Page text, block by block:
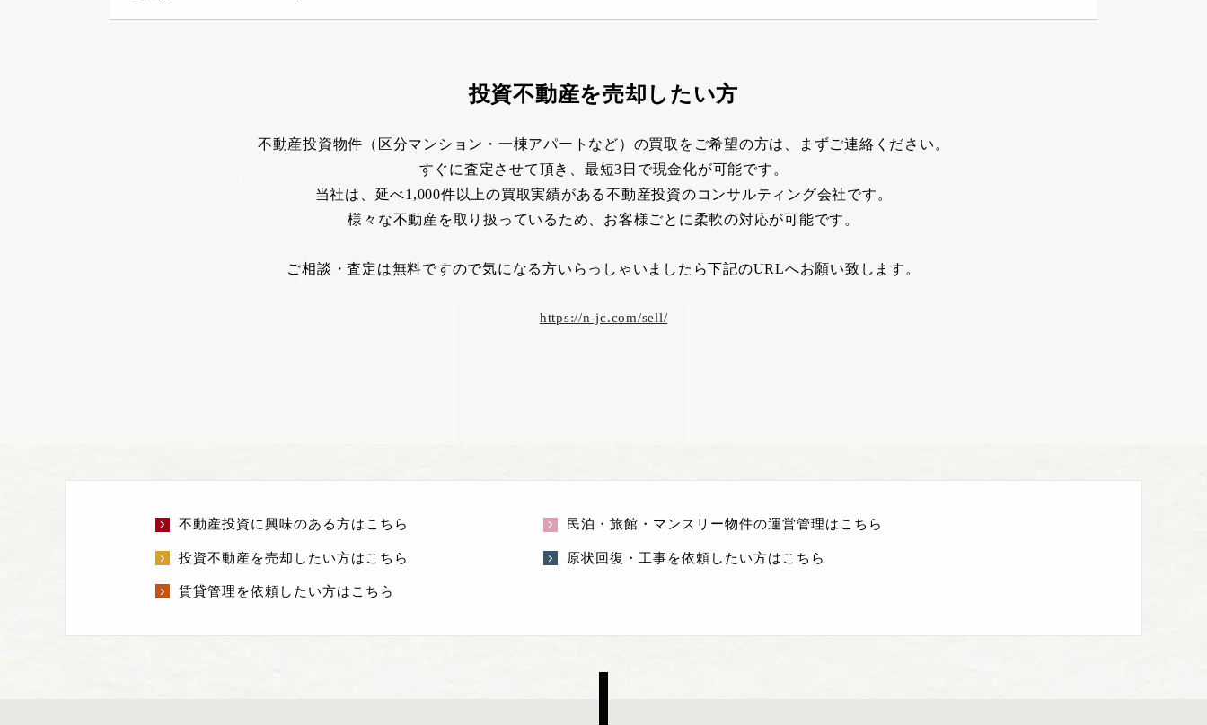
投資不動産を売却したい方
不動産投資物件（区分マンション・一棟アパートなど）の買取をご希望の方は、まずご連絡ください。
すぐに査定させて頂き、最短3日で現金化が可能です。
当社は、延べ1,000件以上の買取実績がある不動産投資のコンサルティング会社です。
様々な不動産を取り扱っているため、お客様ごとに柔軟の対応が可能です。
ご相談・査定は無料ですので気になる方いらっしゃいましたら下記のURLへお願い致します。
https://n-jc.com/sell/
不動産投資に興味のある方はこちら 民泊・旅館・マンスリー物件の運営管理はこちら
投資不動産を売却したい方はこちら 原状回復・工事を依頼したい方はこちら
賃貸管理を依頼したい方はこちら